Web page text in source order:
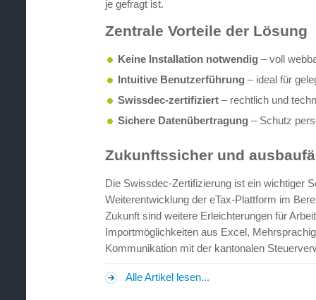
je gefragt ist.
Zentrale Vorteile der Lösung
Keine Installation notwendig – voll
Intuitive Benutzerführung – ideal für
Swissdec-zertifiziert – rechtlich und
Sichere Datenübertragung – Schutz
Zukunftssicher und
Die Swissdec-Zertifizierung ist ein wichtiger
Weiterentwicklung der eTax-Plattform im
Zukunft sind weitere Erleichterungen für
Importmöglichkeiten aus Excel,
Kommunikation mit der kantonalen
Alle Artikel lesen...